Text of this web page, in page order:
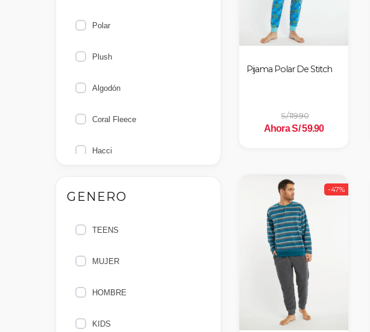
Polar
Plush
Algodón
Coral Fleece
Hacci
GENERO
TEENS
MUJER
HOMBRE
KIDS
Pijama Polar De Stitch
S/ 119.90
Ahora S/ 59.90
-47%